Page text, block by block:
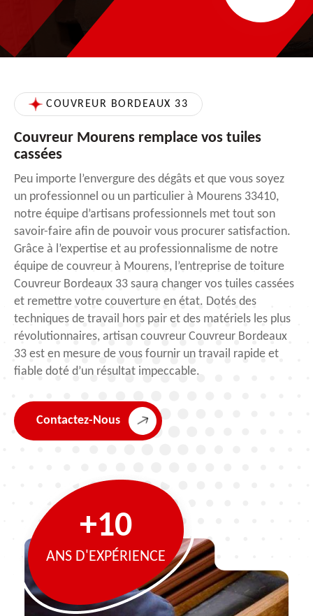
COUVREUR BORDEAUX 33
Couvreur Mourens remplace vos tuiles
cassées
Peu importe l’envergure des dégâts et que vous soyez
un professionnel ou un particulier à Mourens 33410,
notre équipe d’artisans professionnels met tout son
savoir-faire afin de pouvoir vous procurer satisfaction.
Grâce à l’expertise et au professionnalisme de notre
équipe de couvreur à Mourens, l’entreprise de toiture
Couvreur Bordeaux 33 saura changer vos tuiles cassées
et remettre votre couverture en état. Dotés des
techniques de travail hors pair et des matériels les plus
révolutionnaires, artisan couvreur Couvreur Bordeaux
33 est en mesure de vous fournir un travail rapide et
fiable doté d’un résultat impeccable.
Contactez-Nous
+10
ANS D'EXPÉRIENCE